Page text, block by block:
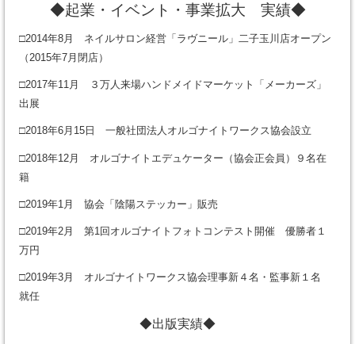
◆起業・イベント・事業拡大 実績◆
□2014年8月 ネイルサロン経営「ラヴニール」二子玉川店オープン
（2015年7月閉店）
□2017年11月 ３万人来場ハンドメイドマーケット「メーカーズ」
出展
□2018年6月15日 一般社団法人オルゴナイトワークス協会設立
□2018年12月 オルゴナイトエデュケーター（協会正会員）９名在
籍
□2019年1月 協会「陰陽ステッカー」販売
□2019年2月 第1回オルゴナイトフォトコンテスト開催 優勝者１
万円
□2019年3月 オルゴナイトワークス協会理事新４名・監事新１名
就任
◆出版実績◆